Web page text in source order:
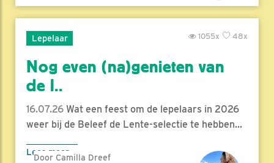
Lepelaar 48x
1055x
Nog even (na)genieten van
de l..
16.07.26 Wat een feest om de lepelaars in 2026
weer bij de Beleef de Lente-selectie te hebben...
Lees meer
Door Camilla Dreef